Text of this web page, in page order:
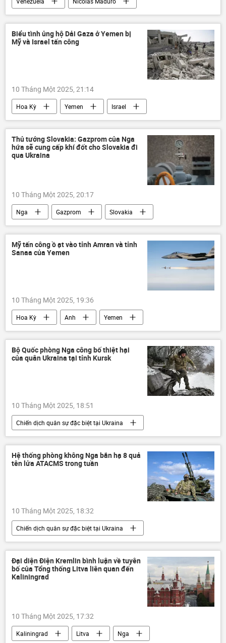
Thế giới
Chính trị
thông tin
Quốc hội
lễ nhậm chức
Biểu tình ủng hộ Dải Gaza ở Yemen bị
Mỹ và Israel tấn công
10 Tháng Một 2025, 21:14
Hoa Kỳ Yemen
Israel
Thế giới
Gaza
thông tin
xung đột quân sự
Quân sự
cuộc biểu tình
Palestine tấn công
Thủ tướng Slovakia: Gazprom của Nga
hứa sẽ cung cấp khí đốt cho Slovakia đi
qua Ukraina
10 Tháng Một 2025, 20:17
Nga Gazprom
Slovakia
Ukraina
khí đốt
Kinh tế
Thế giới
thông tin EU
Mỹ tấn công ồ ạt vào tỉnh Amran và tỉnh
Sanaa của Yemen
10 Tháng Một 2025, 19:36
Hoa Kỳ Anh
Yemen
xung đột quân sự
Thế giới
thông tin
Không quân Mỹ
tấn công
Quân sự
Bộ Quốc phòng Nga công bố thiệt hại
của quân Ukraina tại tỉnh Kursk
10 Tháng Một 2025, 18:51
Chiến dịch quân sự đặc biệt tại Ukraina
Bộ Quốc phòng Nga
Thế giới
Nga
Kursk
Cuộc khủng hoảng ở Ukraina
Ukraina
xung đột quân sự
Hệ thống phòng không Nga bắn hạ 8 quả
tên lửa ATACMS trong tuần
10 Tháng Một 2025, 18:32
Chiến dịch quân sự đặc biệt tại Ukraina
Thế giới
Nga
Cuộc khủng hoảng ở Ukraina
Ukraina
hệ thống phòng không
lực lượng vũ trang
Sáp nhập DNR, LNR, Zaporozhye và Kherson vào Nga
LNR
tên lửa
Đại diện Điện Kremlin bình luận về tuyên
bố của Tổng thống Litva liên quan đến
Kaliningrad
10 Tháng Một 2025, 17:32
Kaliningrad Litva Nga